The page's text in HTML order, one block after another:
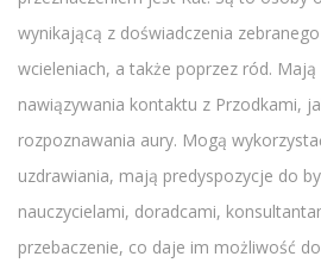
wynikającą z doświadczenia
wcieleniach, a także poprzez ród.
nawiązywania kontaktu z Przodkami,
rozpoznawania aury. Mogą
uzdrawiania, mają predyspozycje do
nauczycielami, doradcami,
przebaczenie, co daje im możliwość